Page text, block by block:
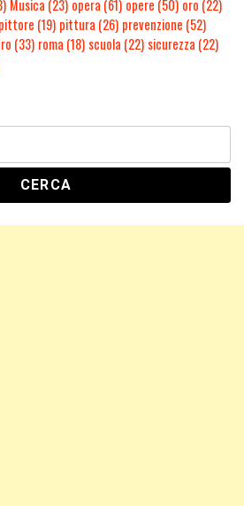
Musica (23) opera (61) opere (50) oro (22)
pittore (19) pittura (26) prevenzione (52)
(33) roma (18) scuola (22) sicurezza (22)